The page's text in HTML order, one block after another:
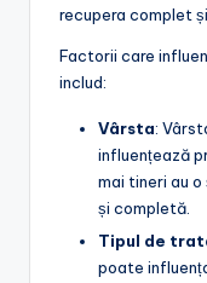
recupera complet
Factorii care
includ:
Vârsta:
influențează
mai tineri au o
și completă.
Tipul de
poate